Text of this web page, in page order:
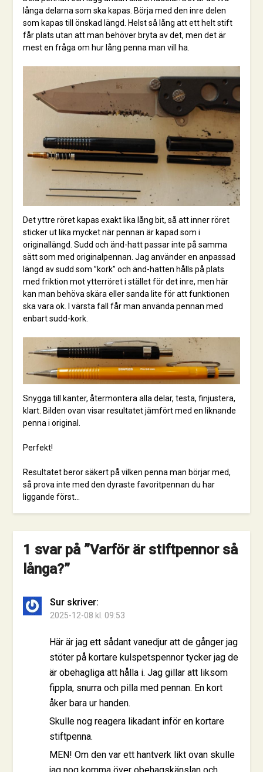
långa delarna som ska kapas. Börja med den inre delen
som kapas till önskad längd. Helst så lång att ett helt stift
får plats utan att man behöver bryta av det, men det är
mest en fråga om hur lång penna man vill ha.
Det yttre röret kapas exakt lika lång bit, så att inner röret
sticker ut lika mycket när pennan är kapad som i
originallängd. Sudd och änd-hatt passar inte på samma
sätt som med originalpennan. Jag använder en anpassad
längd av sudd som ”kork” och änd-hatten hålls på plats
med friktion mot ytterröret i stället för det inre, men här
kan man behöva skära eller sanda lite för att funktionen
ska vara ok. I värsta fall får man använda pennan med
enbart sudd-kork.
Snygga till kanter, återmontera alla delar, testa, finjustera,
klart. Bilden ovan visar resultatet jämfört med en liknande
penna i original.
Perfekt!
Resultatet beror säkert på vilken penna man börjar med,
så prova inte med den dyraste favoritpennan du har
liggande först…
1 svar på ”Varför är stiftpennor så
långa?”
Sur skriver:
2025-12-08 kl. 09:53
Här är jag ett sådant vanedjur att de gånger jag
stöter på kortare kulspetspennor tycker jag de
är obehagliga att hålla i. Jag gillar att liksom
fippla, snurra och pilla med pennan. En kort
åker bara ur handen.
Skulle nog reagera likadant inför en kortare
stiftpenna.
MEN! Om den var ett hantverk likt ovan skulle